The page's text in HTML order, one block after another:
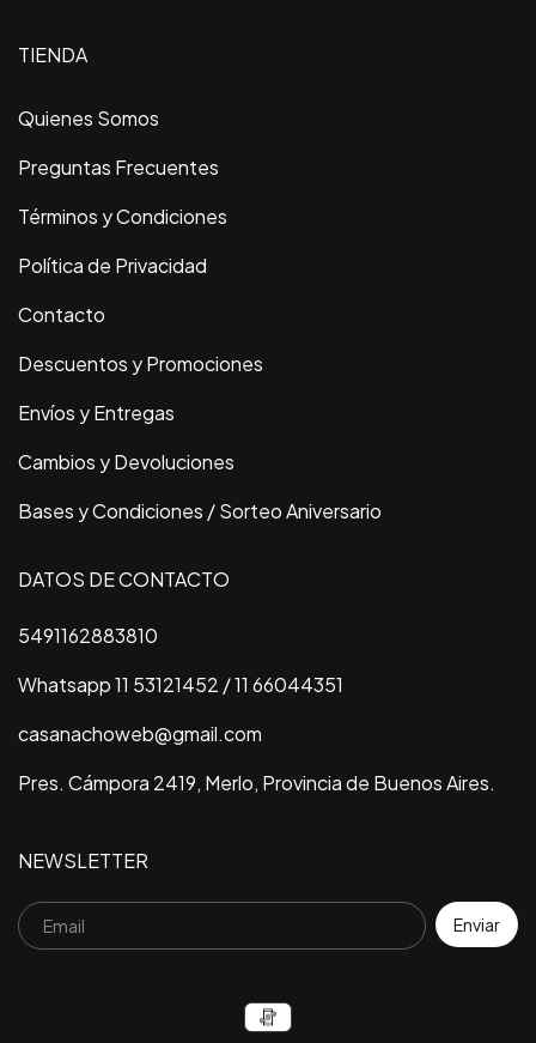
TIENDA
Quienes Somos
Preguntas Frecuentes
Términos y Condiciones
Política de Privacidad
Contacto
Descuentos y Promociones
Envíos y Entregas
Cambios y Devoluciones
Bases y Condiciones / Sorteo Aniversario
DATOS DE CONTACTO
5491162883810
Whatsapp 11 53121452 / 11 66044351
casanachoweb@gmail.com
Pres. Cámpora 2419, Merlo, Provincia de Buenos Aires.
NEWSLETTER